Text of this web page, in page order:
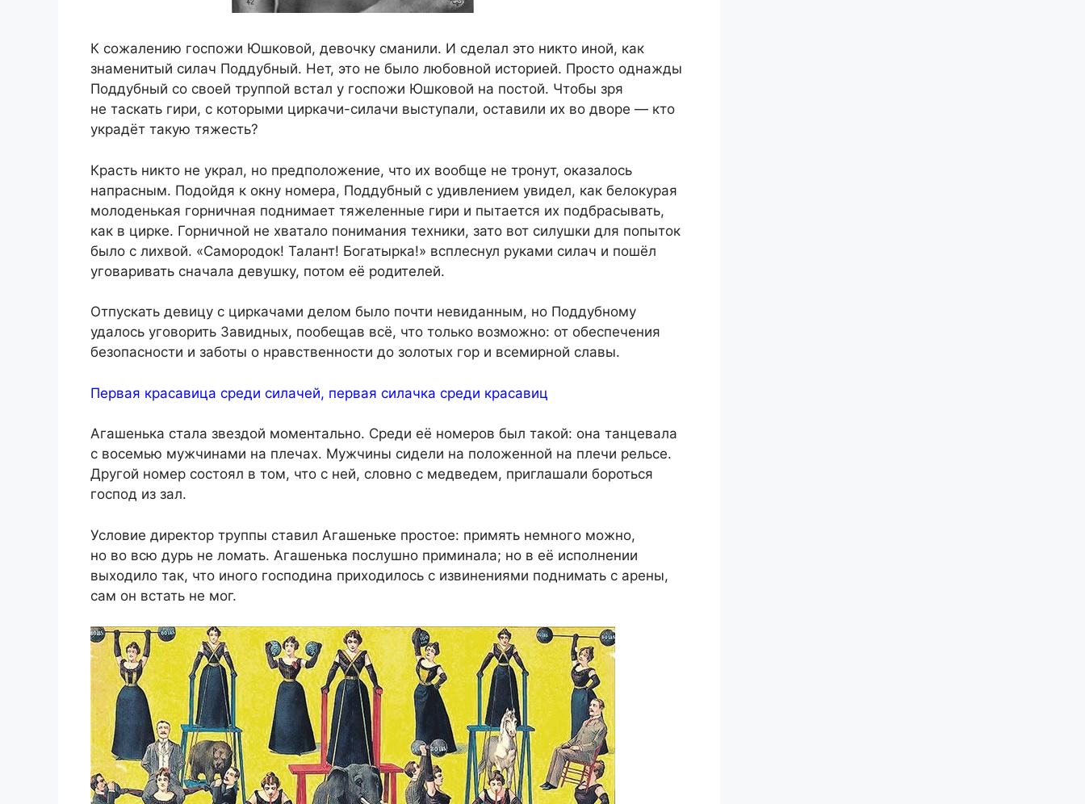
К сожалению госпожи Юшковой, девочку сманили. И сделал это никто иной, как
знаменитый силач Поддубный. Нет, это не было любовной историей. Просто однажды
Поддубный со своей труппой встал у госпожи Юшковой на постой. Чтобы зря
не таскать гири, с которыми циркачи-силачи выступали, оставили их во дворе — кто
украдёт такую тяжесть?
Красть никто не украл, но предположение, что их вообще не тронут, оказалось
напрасным. Подойдя к окну номера, Поддубный с удивлением увидел, как белокурая
молоденькая горничная поднимает тяжеленные гири и пытается их подбрасывать,
как в цирке. Горничной не хватало понимания техники, зато вот силушки для попыток
было с лихвой. «Самородок! Талант! Богатырка!» всплеснул руками силач и пошёл
уговаривать сначала девушку, потом её родителей.
Отпускать девицу с циркачами делом было почти невиданным, но Поддубному
удалось уговорить Завидных, пообещав всё, что только возможно: от обеспечения
безопасности и заботы о нравственности до золотых гор и всемирной славы.
Первая красавица среди силачей, первая силачка среди красавиц
Агашенька стала звездой моментально. Среди её номеров был такой: она танцевала
с восемью мужчинами на плечах. Мужчины сидели на положенной на плечи рельсе.
Другой номер состоял в том, что с ней, словно с медведем, приглашали бороться
господ из зал.
Условие директор труппы ставил Агашеньке простое: примять немного можно,
но во всю дурь не ломать. Агашенька послушно приминала; но в её исполнении
выходило так, что иного господина приходилось с извинениями поднимать с арены,
сам он встать не мог.